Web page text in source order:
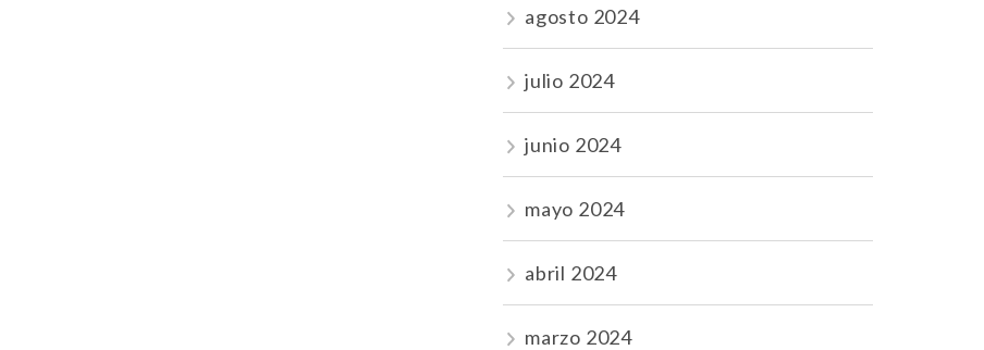
agosto 2024
julio 2024
junio 2024
mayo 2024
abril 2024
marzo 2024